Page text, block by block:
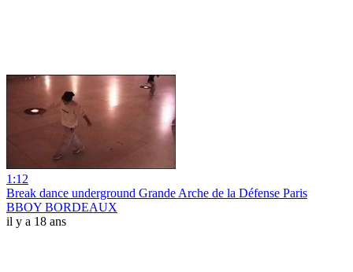
1:12
Break dance underground Grande Arche de la Défense Paris
BBOY BORDEAUX
il y a 18 ans